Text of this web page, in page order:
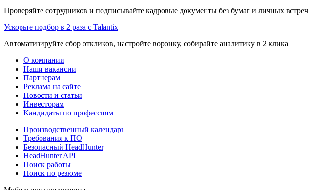
Проверяйте сотрудников и подписывайте кадровые документы без бумаг и личных встреч
Ускорьте подбор в 2 раза с Talantix
Автоматизируйте сбор откликов, настройте воронку, собирайте аналитику в 2 клика
О компании
Наши вакансии
Партнерам
Реклама на сайте
Новости и статьи
Инвесторам
Кандидаты по профессиям
Производственный календарь
Требования к ПО
Безопасный HeadHunter
HeadHunter API
Поиск работы
Поиск по резюме